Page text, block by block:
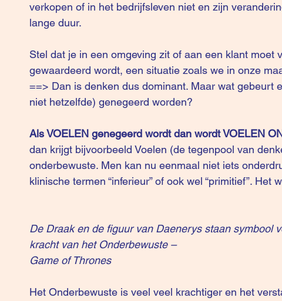
verkopen of in het bedrijfsleven niet en zijn
lange duur.
Stel dat je in een omgeving zit of aan een klant moet
gewaardeerd wordt, een situatie zoals we in onze
==> Dan is denken dus dominant. Maar wat gebeurt
niet hetzelfde) genegeerd worden?
Als VOELEN genegeerd wordt dan wordt VOELEN
dan krijgt bijvoorbeeld Voelen (de tegenpool van
onderbewuste. Men kan nu eenmaal niet iets
klinische termen “inferieur” of ook wel “primitief”. Het
De Draak en de figuur van Daenerys staan symbool
kracht van het Onderbewuste –
Game of Thrones
Het Onderbewuste is veel veel krachtiger en het